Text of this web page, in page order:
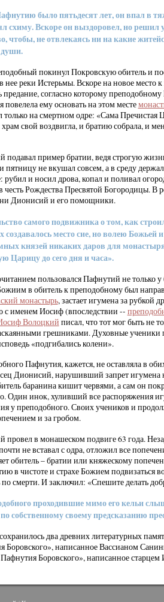
было пятьдесят лет, он впал в
схиму. Вскоре он выздоровел, но решил
чтобы, не отвлекаясь ни на какие
покинул Покровскую обитель и
реки Истерьмы. Вскоре на новое место к
предание, согласно которому
ему основать на этом месте
на смертном одре: «Сама Пречистая
свой воздвигла, и братию собрала, и
пример братии, ведя строгую
пятницу не вкушал совсем, а в среду
и носил дрова, копал и поливал
Рождества Пресвятой Богородицы. В
Дионисий и его помощники.
самого подвижника о том, как
создавалось место сие, но волею
князей никаких даров для
Царицу до сего дня и часа».
пользовался Пафнутий не только у
в обитель к преподобному был
монастырь, застает игумена за
с именем Иосиф (впоследствии --
Волоцкий писал, что тот мог быть не
грешниками. Духовные ученики
«подгибались колени».
Пафнутия, кажется, не оставляла в
Дионисий, нарушивший запрет игумена
баранина кишит червями, а сам он
Один инок, хуливший все распоряжения
у преподобного. Своих учеников и
и за гробом.
в монашеском подвиге 63 года.
не вставал с одра, отложил все
обитель – братии или княжескому
в чистоте и страхе Божием подвизаться
смерти. И заключил: «Спешите делать
проходившие мимо его кельи
собственному своему предсказанию
два древних литературных
Боровского», написанное Вассианом
Боровского», написанное